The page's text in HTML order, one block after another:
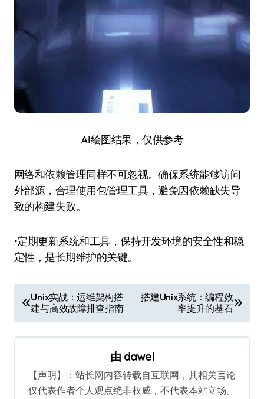
AI绘图结果，仅供参考
网络和依赖管理同样不可忽视。确保系统能够访问
外部源，合理使用包管理工具，避免因依赖缺失导
致的构建失败。
•定期更新系统和工具，保持开发环境的安全性和稳
定性，是长期维护的关键。
章
导
Unix实战：运维架构搭
建与高效故障排查指南
搭建Unix系统：编程效
率提升的基石
由 dawei
【声明】：站长网内容转载自互联网，其相关言论
仅代表作者个人观点绝非权威，不代表本站立场。